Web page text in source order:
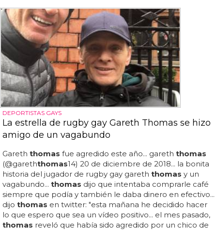
DEPORTISTAS GAYS
La estrella de rugby gay Gareth Thomas se hizo
amigo de un vagabundo
Gareth thomas fue agredido este año... gareth thomas
(@gareththomas14) 20 de diciembre de 2018... la bonita
historia del jugador de rugby gay gareth thomas y un
vagabundo... thomas dijo que intentaba comprarle café
siempre que podía y también le daba dinero en efectivo...
dijo thomas en twitter: "esta mañana he decidido hacer
lo que espero que sea un vídeo positivo... el mes pasado,
thomas reveló que había sido agredido por un chico de